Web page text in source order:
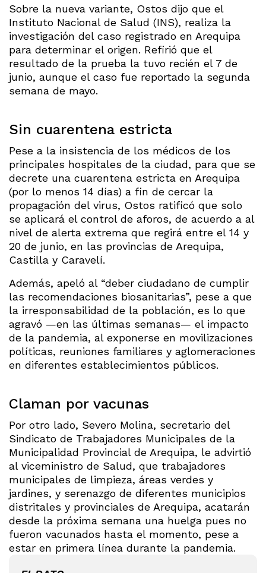
Sobre la nueva variante, Ostos dijo que el
Instituto Nacional de Salud (INS), realiza la
investigación del caso registrado en Arequipa
para determinar el origen. Refirió que el
resultado de la prueba la tuvo recién el 7 de
junio, aunque el caso fue reportado la segunda
semana de mayo.
Sin cuarentena estricta
Pese a la insistencia de los médicos de los
principales hospitales de la ciudad, para que se
decrete una cuarentena estricta en Arequipa
(por lo menos 14 días) a fin de cercar la
propagación del virus, Ostos ratificó que solo
se aplicará el control de aforos, de acuerdo a al
nivel de alerta extrema que regirá entre el 14 y
20 de junio, en las provincias de Arequipa,
Castilla y Caravelí.
Además, apeló al “deber ciudadano de cumplir
las recomendaciones biosanitarias”, pese a que
la irresponsabilidad de la población, es lo que
agravó —en las últimas semanas— el impacto
de la pandemia, al exponerse en movilizaciones
políticas, reuniones familiares y aglomeraciones
en diferentes establecimientos públicos.
Claman por vacunas
Por otro lado, Severo Molina, secretario del
Sindicato de Trabajadores Municipales de la
Municipalidad Provincial de Arequipa, le advirtió
al viceministro de Salud, que trabajadores
municipales de limpieza, áreas verdes y
jardines, y serenazgo de diferentes municipios
distritales y provinciales de Arequipa, acatarán
desde la próxima semana una huelga pues no
fueron vacunados hasta el momento, pese a
estar en primera línea durante la pandemia.